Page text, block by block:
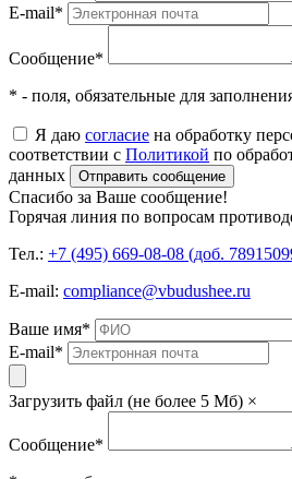
E-mail*
Сообщение*
* - поля, обязательные для
Я даю согласие на обработку
соответствии с Политикой по
данных
Отправить сообщение
Спасибо за Ваше сообщение!
Горячая линия по вопросам
Тел.: +7 (495) 669-08-08 (доб.
E-mail: compliance@vbudushee.ru
Ваше имя*
E-mail*
Загрузить файл (не более 5 Мб) ×
Сообщение*